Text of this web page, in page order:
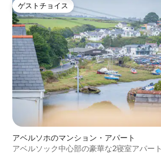
ゲストチョイス
ゲストチョイス
アベルソホのマンション・アパート
アベルソック中心部の豪華な2寝室アパート